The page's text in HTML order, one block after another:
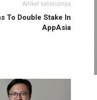
Artikel seterusnya
To Double Stake In
AppAsia